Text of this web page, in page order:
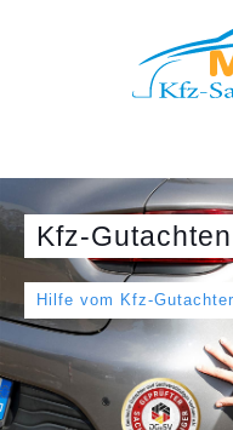
Kfz-Gutachten
Hilfe vom Kfz-